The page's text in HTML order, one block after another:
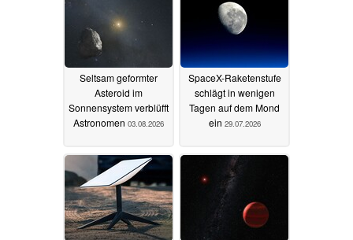
Seltsam geformter
Asteroid im
Sonnensystem verblüfft
Astronomen 03.08.2026
SpaceX-Raketenstufe
schlägt in wenigen
Tagen auf dem Mond
ein 29.07.2026